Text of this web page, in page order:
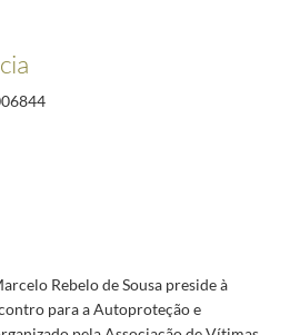
Rebelo de Sousa preside à
para a Autoproteção e